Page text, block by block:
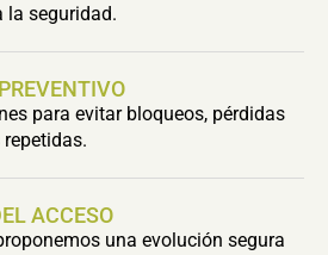
la seguridad.
para evitar bloqueos, pérdidas
ACCESO
una evolución segura